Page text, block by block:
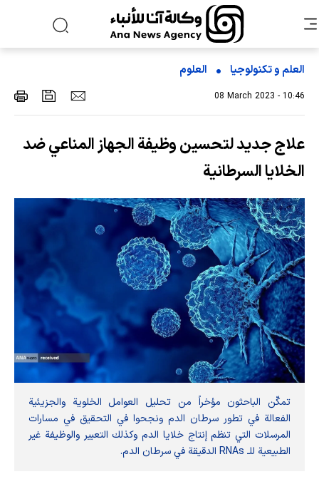
العلم و تکنولوجیا العلوم
08 March 2023 - 10:46
علاج جديد لتحسين وظيفة الجهاز المناعي ضد
الخلايا السرطانية
تمكّن الباحثون مؤخراً من تحليل العوامل الخلوية والجزيئية
الفعالة في تطور سرطان الدم ونجحوا في التحقيق في مسارات
المرسلات التي تنظم إنتاج خلايا الدم وكذلك التعبير والوظيفة غير
الطبيعية للـ RNAs الدقيقة في سرطان الدم.